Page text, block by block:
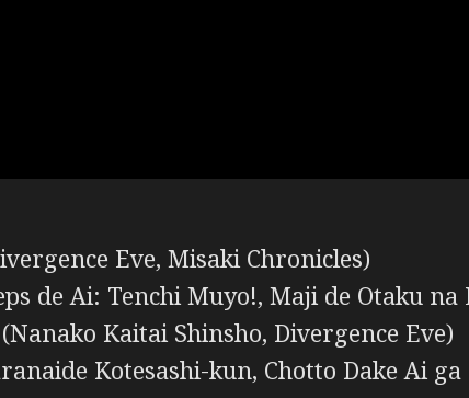
Eve, Misaki Chronicles)
de Ai: Tenchi Muyo!, Maji de Otaku na
Kaitai Shinsho, Divergence Eve)
Kotesashi-kun, Chotto Dake Ai